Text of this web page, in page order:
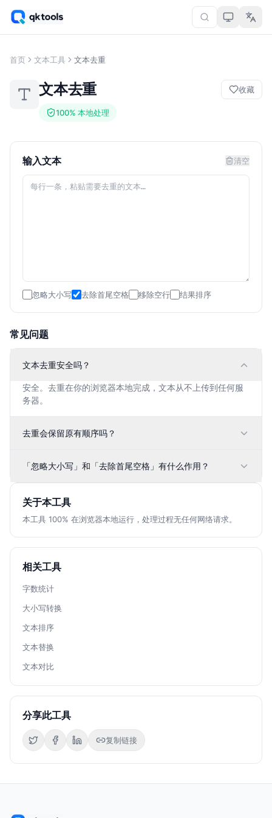
首页 文本工具 文本去重
文本去重
100% 本地处理
收藏
输入文本 清空
忽略大小写 去除首尾空格 移除空行 结果排序
常见问题
文本去重安全吗？
安全。去重在你的浏览器本地完成，文本从不上传到任何服
务器。
去重会保留原有顺序吗？
「忽略大小写」和「去除首尾空格」有什么作用？
关于本工具
本工具 100% 在浏览器本地运行，处理过程无任何网络请求。
相关工具
字数统计
大小写转换
文本排序
文本替换
文本对比
分享此工具
复制链接